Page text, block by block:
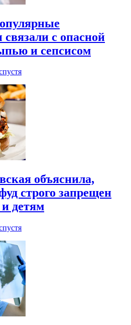
с опасной
и сепсисом
объяснила,
строго запрещен
детям